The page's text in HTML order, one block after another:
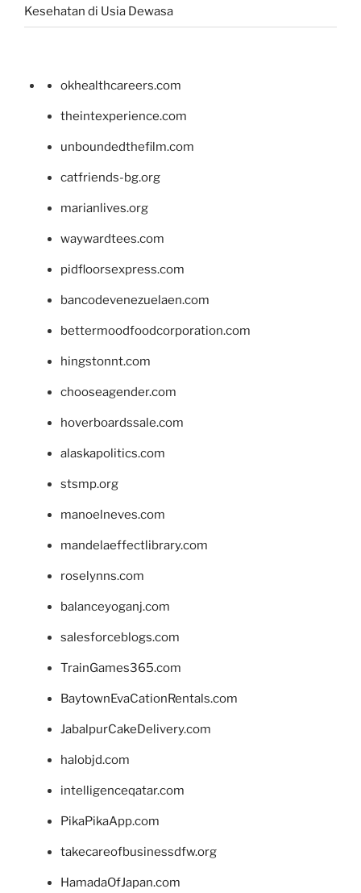
Kesehatan di Usia Dewasa
okhealthcareers.com
theintexperience.com
unboundedthefilm.com
catfriends-bg.org
marianlives.org
waywardtees.com
pidfloorsexpress.com
bancodevenezuelaen.com
bettermoodfoodcorporation.com
hingstonnt.com
chooseagender.com
hoverboardssale.com
alaskapolitics.com
stsmp.org
manoelneves.com
mandelaeffectlibrary.com
roselynns.com
balanceyoganj.com
salesforceblogs.com
TrainGames365.com
BaytownEvaCationRentals.com
JabalpurCakeDelivery.com
halobjd.com
intelligenceqatar.com
PikaPikaApp.com
takecareofbusinessdfw.org
HamadaOfJapan.com